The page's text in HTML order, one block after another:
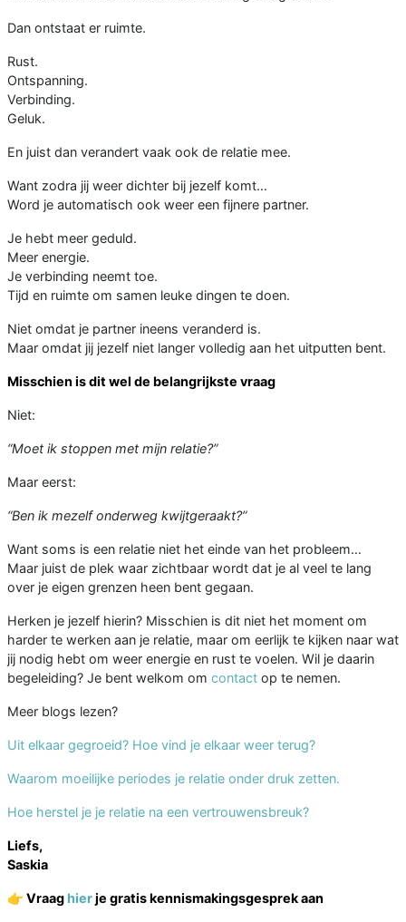
Dan ontstaat er ruimte.
Rust.
Ontspanning.
Verbinding.
Geluk.
En juist dan verandert vaak ook de relatie mee.
Want zodra jij weer dichter bij jezelf komt…
Word je automatisch ook weer een fijnere partner.
Je hebt meer geduld.
Meer energie.
Je verbinding neemt toe.
Tijd en ruimte om samen leuke dingen te doen.
Niet omdat je partner ineens veranderd is.
Maar omdat jij jezelf niet langer volledig aan het uitputten bent.
Misschien is dit wel de belangrijkste vraag
Niet:
“Moet ik stoppen met mijn relatie?”
Maar eerst:
“Ben ik mezelf onderweg kwijtgeraakt?”
Want soms is een relatie niet het einde van het probleem…
Maar juist de plek waar zichtbaar wordt dat je al veel te lang
over je eigen grenzen heen bent gegaan.
Herken je jezelf hierin? Misschien is dit niet het moment om
harder te werken aan je relatie, maar om eerlijk te kijken naar wat
jij nodig hebt om weer energie en rust te voelen. Wil je daarin
begeleiding? Je bent welkom om contact op te nemen.
Meer blogs lezen?
Uit elkaar gegroeid? Hoe vind je elkaar weer terug?
Waarom moeilijke periodes je relatie onder druk zetten.
Hoe herstel je je relatie na een vertrouwensbreuk?
Liefs,
Saskia
👉 Vraaghierje gratis kennismakingsgesprek aan